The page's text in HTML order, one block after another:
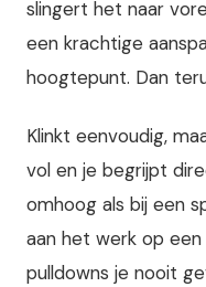
slingert het naar
een krachtige
hoogtepunt. Dan
Klinkt eenvoudig,
vol en je begrijpt
omhoog als bij een
aan het werk op
pulldowns je nooit